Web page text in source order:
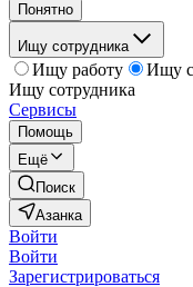
Понятно
Ищу сотрудника
Ищу работу
Ищу
Ищу сотрудника
Сервисы
Помощь
Ещё
Поиск
Азанка
Войти
Войти
Зарегистрироваться